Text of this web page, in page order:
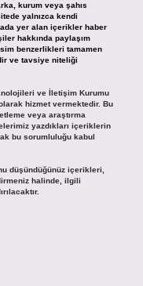
kurum veya şahıs
yalnızca kendi
yer alan içerikler haber
hakkında paylaşım
benzerlikleri tamamen
ve tavsiye niteliği
ve İletişim Kurumu
hizmet vermektedir. Bu
veya araştırma
yazdıkları içeriklerin
bu sorumluluğu kabul
düşündüğünüz içerikleri,
halinde, ilgili